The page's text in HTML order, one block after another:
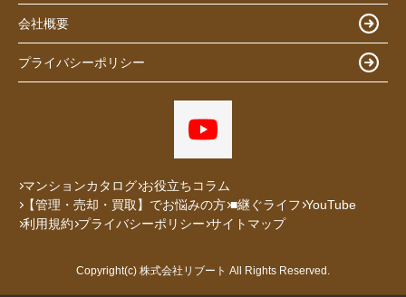
会社概要
プライバシーポリシー
マンションカタログ お役立ちコラム
【管理・売却・買取】でお悩みの方 ■継ぐライフ YouTube
利用規約 プライバシーポリシー サイトマップ
Copyright(c) 株式会社リブート All Rights Reserved.